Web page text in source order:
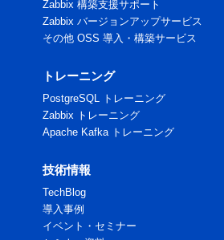
Zabbix 構築支援サポート
Zabbix バージョンアップサービス
その他 OSS 導入・構築サービス
トレーニング
PostgreSQL トレーニング
Zabbix トレーニング
Apache Kafka トレーニング
技術情報
TechBlog
導入事例
イベント・セミナー